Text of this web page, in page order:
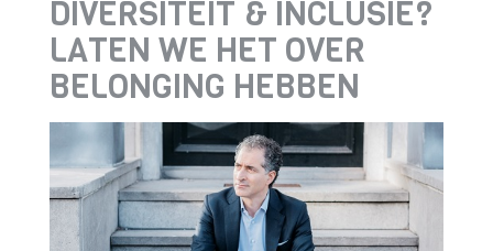
DIVERSITEIT & INCLUSIE?
LATEN WE HET OVER
BELONGING HEBBEN